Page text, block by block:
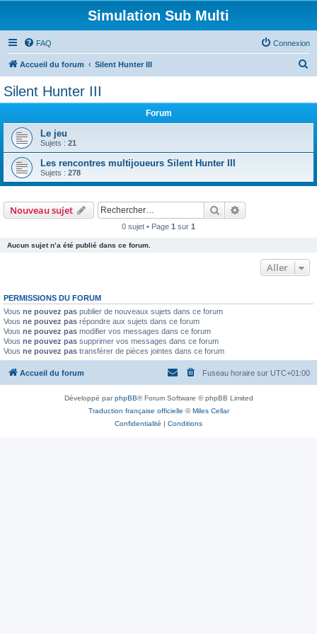
Simulation Sub Multi
FAQ Connexion
Accueil du forum Silent Hunter III
h
Silent Hunter III
Forum
Le jeu
Sujets : 21
Les rencontres multijoueurs Silent Hunter III
Sujets : 278
Nouveau sujet Rechercher
0 sujet • Page 1 sur 1
Aucun sujet n’a été publié dans ce forum.
Aller
PERMISSIONS DU FORUM
Vous ne pouvez pas publier de nouveaux sujets dans ce forum
Vous ne pouvez pas répondre aux sujets dans ce forum
Vous ne pouvez pas modifier vos messages dans ce forum
Vous ne pouvez pas supprimer vos messages dans ce forum
Vous ne pouvez pas transférer de pièces jointes dans ce forum
Accueil du forum Fuseau horaire sur UTC+01:00
Développé parphpBB® Forum Software © phpBB Limited
Traduction française officielle ©Miles Cellar
Confidentialité | Conditions